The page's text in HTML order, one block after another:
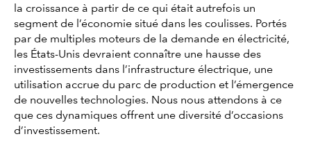
la croissance à partir de ce qui était autrefois un
segment de l’économie situé dans les coulisses. Portés
par de multiples moteurs de la demande en électricité,
les États-Unis devraient connaître une hausse des
investissements dans l’infrastructure électrique, une
utilisation accrue du parc de production et l’émergence
de nouvelles technologies. Nous nous attendons à ce
que ces dynamiques offrent une diversité d’occasions
d’investissement.